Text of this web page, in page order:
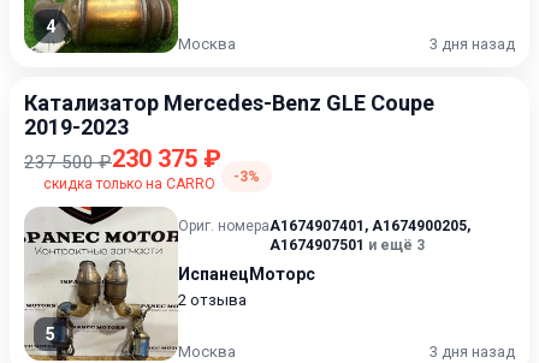
4
Москва 3 дня назад
Катализатор Mercedes-Benz GLE Coupe
2019-2023
237 500 ₽230 375 ₽
скидка только на CARRO -3%
5
Ориг. номераA1674907401 , A1674900205,
A1674907501 и ещё 3
ИспанецМоторс
2 отзыва
Москва 3 дня назад